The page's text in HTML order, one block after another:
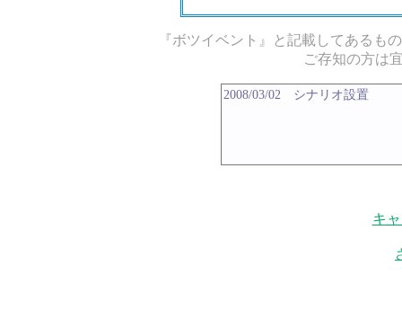
『ボツイベント』と記載してあるも
ご存知の方は
キ